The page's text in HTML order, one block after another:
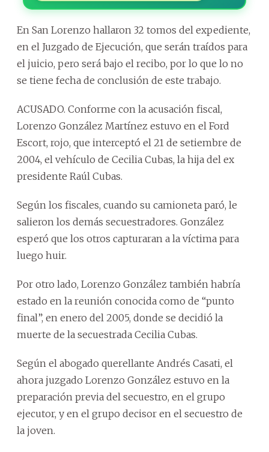
En San Lorenzo hallaron 32 tomos del expediente,
en el Juzgado de Ejecución, que serán traídos para
el juicio, pero será bajo el recibo, por lo que lo no
se tiene fecha de conclusión de este trabajo.
ACUSADO. Conforme con la acusación fiscal,
Lorenzo González Martínez estuvo en el Ford
Escort, rojo, que interceptó el 21 de setiembre de
2004, el vehículo de Cecilia Cubas, la hija del ex
presidente Raúl Cubas.
Según los fiscales, cuando su camioneta paró, le
salieron los demás secuestradores. González
esperó que los otros capturaran a la víctima para
luego huir.
Por otro lado, Lorenzo González también habría
estado en la reunión conocida como de “punto
final”, en enero del 2005, donde se decidió la
muerte de la secuestrada Cecilia Cubas.
Según el abogado querellante Andrés Casati, el
ahora juzgado Lorenzo González estuvo en la
preparación previa del secuestro, en el grupo
ejecutor, y en el grupo decisor en el secuestro de
la joven.